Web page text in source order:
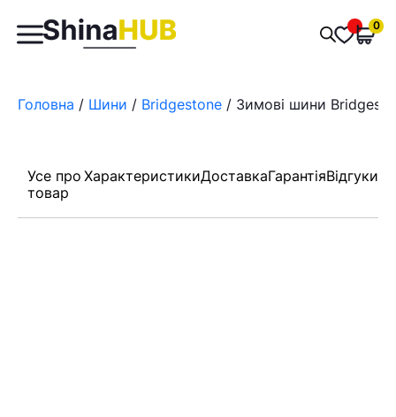
Пошук
товарів
0
Головна / Шини / Bridgestone / Зимові шини
Усе про
товар
ХарактеристикиДоставкаГарантіяВідгуки